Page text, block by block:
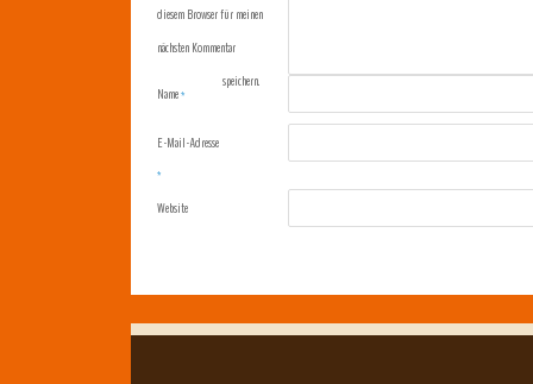
Name*
E-Mail-Adresse
*
Website
diesem Browser für meinen
nächsten Kommentar
speichern.